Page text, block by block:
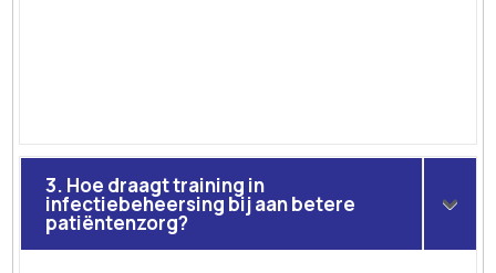
3. Hoe draagt training in
infectiebeheersing bij aan betere
patiëntenzorg?